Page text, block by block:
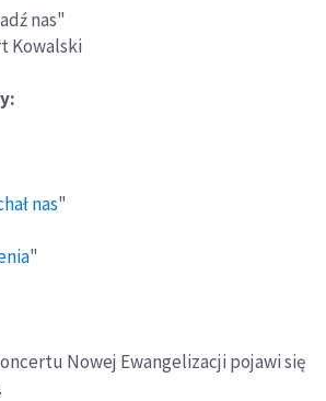
nas"
Kowalski
nas"
"
Nowej Ewangelizacji pojawi się